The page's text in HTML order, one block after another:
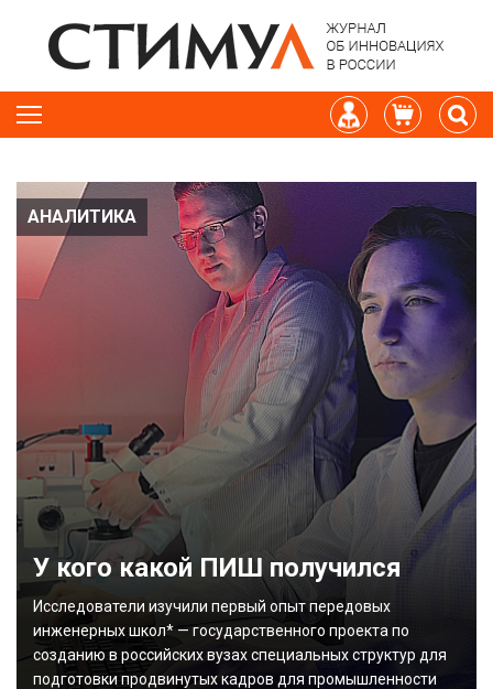
У кого какой ПИШ получился
Исследователи изучили первый опыт передовых
инженерных школ* — государственного проекта по
созданию в российских вузах специальных структур для
подготовки продвинутых кадров для промышленности
АНАЛИТИКА